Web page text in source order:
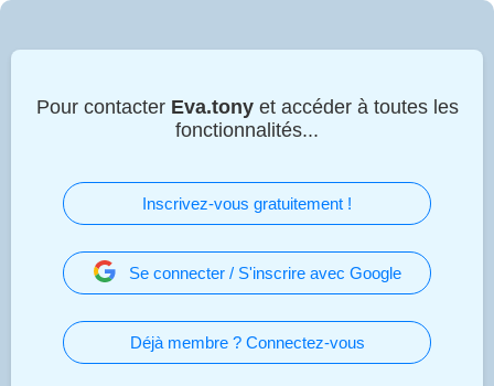
Pour contacter Eva.tonyet accéder à toutes les
fonctionnalités...
Inscrivez-vous gratuitement !
Se connecter / S'inscrire avec Google
Déjà membre ? Connectez-vous